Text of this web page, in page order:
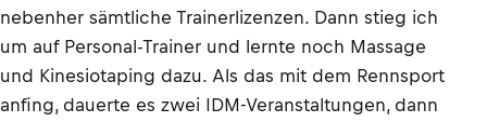
nebenher sämtliche Trainerlizenzen. Dann stieg ich
um auf Personal-Trainer und lernte noch Massage
und Kinesiotaping dazu. Als das mit dem Rennsport
anfing, dauerte es zwei IDM-Veranstaltungen, dann